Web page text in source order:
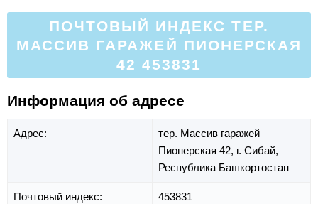
ПОЧТОВЫЙ ИНДЕКС ТЕР.
МАССИВ ГАРАЖЕЙ ПИОНЕРСКАЯ
42 453831
Информация об адресе
Адрес:
тер. Массив гаражей
Пионерская 42, г. Сибай,
Республика Башкортостан
Почтовый индекс: 453831